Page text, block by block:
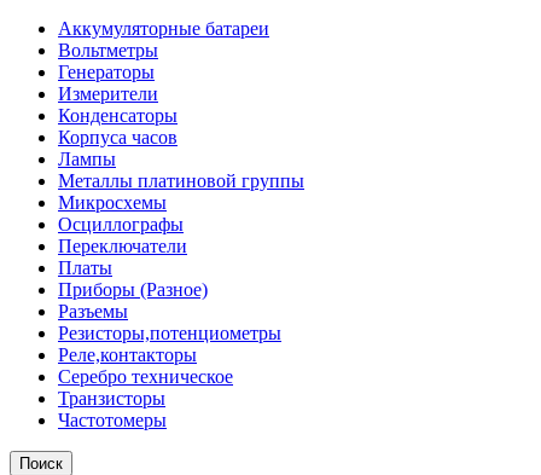
Аккумуляторные батареи
Вольтметры
Генераторы
Измерители
Конденсаторы
Корпуса часов
Лампы
Металлы платиновой группы
Микросхемы
Осциллографы
Переключатели
Платы
Приборы (Разное)
Разъемы
Резисторы,потенциометры
Реле,контакторы
Серебро техническое
Транзисторы
Частотомеры
Поиск